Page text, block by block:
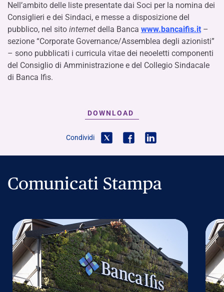
Nell’ambito delle liste presentate dai Soci per la nomina dei
Consiglieri e dei Sindaci, e messe a disposizione del
pubblico, nel sito internet della Banca www.bancaifis.it –
sezione “Corporate Governance/Assemblea degli azionisti”
– sono pubblicati i curricula vitae dei neoeletti componenti
del Consiglio di Amministrazione e del Collegio Sindacale
di Banca Ifis.
DOWNLOAD
Condividi
Comunicati Stampa